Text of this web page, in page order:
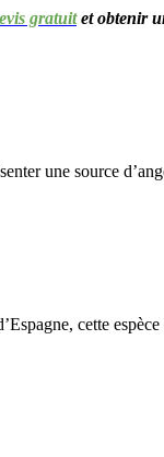
gratuitet obtenir
une source
cette